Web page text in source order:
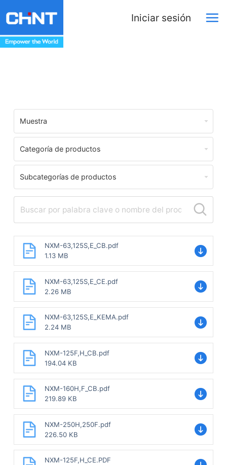
Iniciar sesión
Muestra
Categoría de productos
Subcategorías de productos
NXM-63,125S,E_CB.pdf
1.13 MB
NXM-63,125S,E_CE.pdf
2.26 MB
NXM-63,125S,E_KEMA.pdf
2.24 MB
NXM-125F,H_CB.pdf
194.04 KB
NXM-160H,F_CB.pdf
219.89 KB
NXM-250H,250F.pdf
226.50 KB
NXM-125F,H_CE.PDF